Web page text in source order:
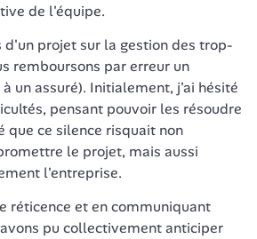
de l'équipe.
d'un projet sur la gestion des trop-
remboursons par erreur un
un assuré). Initialement, j'ai hésité
pensant pouvoir les résoudre
que ce silence risquait non
le projet, mais aussi
l'entreprise.
réticence et en communiquant
pu collectivement anticiper